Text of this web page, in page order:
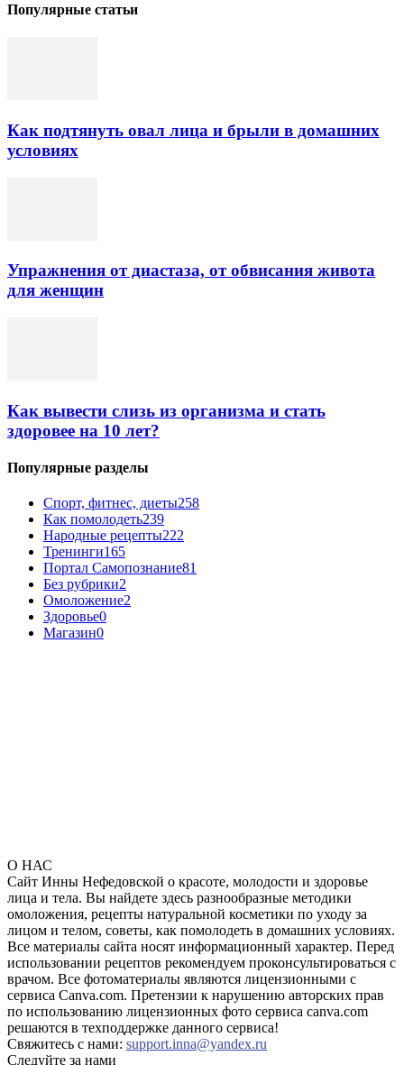
Популярные статьи
Как подтянуть овал лица и брыли в домашних
условиях
Упражнения от диастаза, от обвисания живота
для женщин
Как вывести слизь из организма и стать
здоровее на 10 лет?
Популярные разделы
Спорт, фитнес, диеты258
Как помолодеть239
Народные рецепты222
Тренинги165
Портал Самопознание81
Без рубрики2
Омоложение2
Здоровье0
Магазин0
О НАС
Сайт Инны Нефедовской о красоте, молодости и здоровье
лица и тела. Вы найдете здесь разнообразные методики
омоложения, рецепты натуральной косметики по уходу за
лицом и телом, советы, как помолодеть в домашних условиях.
Все материалы сайта носят информационный характер. Перед
использовании рецептов рекомендуем проконсультироваться с
врачом. Все фотоматериалы являются лицензионными с
сервиса Canva.com. Претензии к нарушению авторских прав
по использованию лицензионных фото сервиса canva.com
решаются в техподдержке данного сервиса!
Свяжитесь с нами: support.inna@yandex.ru
Следуйте за нами